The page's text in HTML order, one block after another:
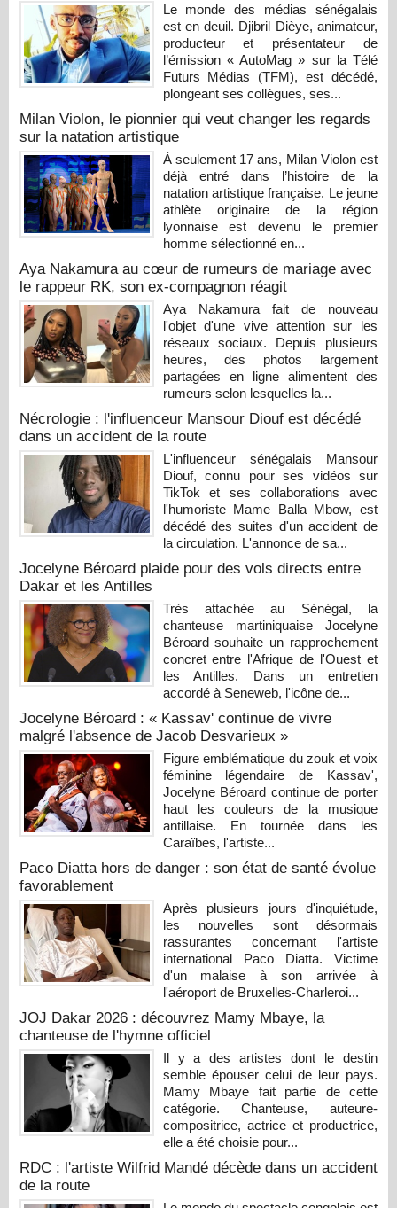
Le monde des médias sénégalais
est en deuil. Djibril Dièye, animateur,
producteur et présentateur de
l’émission « AutoMag » sur la Télé
Futurs Médias (TFM), est décédé,
plongeant ses collègues, ses...
Milan Violon, le pionnier qui veut changer les regards
sur la natation artistique
À seulement 17 ans, Milan Violon est
déjà entré dans l’histoire de la
natation artistique française. Le jeune
athlète originaire de la région
lyonnaise est devenu le premier
homme sélectionné en...
Aya Nakamura au cœur de rumeurs de mariage avec
le rappeur RK, son ex-compagnon réagit
Aya Nakamura fait de nouveau
l'objet d'une vive attention sur les
réseaux sociaux. Depuis plusieurs
heures, des photos largement
partagées en ligne alimentent des
rumeurs selon lesquelles la...
Nécrologie : l'influenceur Mansour Diouf est décédé
dans un accident de la route
L'influenceur sénégalais Mansour
Diouf, connu pour ses vidéos sur
TikTok et ses collaborations avec
l'humoriste Mame Balla Mbow, est
décédé des suites d'un accident de
la circulation. L'annonce de sa...
Jocelyne Béroard plaide pour des vols directs entre
Dakar et les Antilles
Très attachée au Sénégal, la
chanteuse martiniquaise Jocelyne
Béroard souhaite un rapprochement
concret entre l'Afrique de l'Ouest et
les Antilles. Dans un entretien
accordé à Seneweb, l'icône de...
Jocelyne Béroard : « Kassav' continue de vivre
malgré l'absence de Jacob Desvarieux »
Figure emblématique du zouk et voix
féminine légendaire de Kassav',
Jocelyne Béroard continue de porter
haut les couleurs de la musique
antillaise. En tournée dans les
Caraïbes, l'artiste...
Paco Diatta hors de danger : son état de santé évolue
favorablement
Après plusieurs jours d'inquiétude,
les nouvelles sont désormais
rassurantes concernant l'artiste
international Paco Diatta. Victime
d'un malaise à son arrivée à
l'aéroport de Bruxelles-Charleroi...
JOJ Dakar 2026 : découvrez Mamy Mbaye, la
chanteuse de l'hymne officiel
Il y a des artistes dont le destin
semble épouser celui de leur pays.
Mamy Mbaye fait partie de cette
catégorie. Chanteuse, auteure-
compositrice, actrice et productrice,
elle a été choisie pour...
RDC : l'artiste Wilfrid Mandé décède dans un accident
de la route